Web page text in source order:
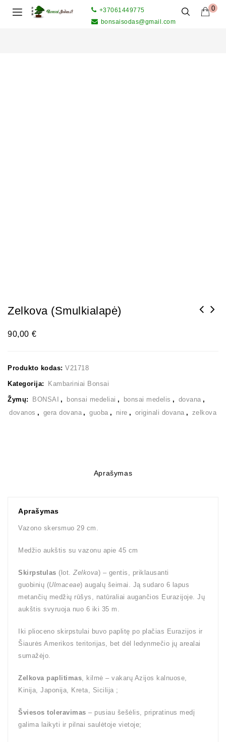
0
+37061449775
bonsaisodas@gmail.com
Zelkova (smulkialapė)
90,00 €
Produkto kodas: V21718
Kategorija: Kambariniai Bonsai
Žymų: BONSAI , bonsai medeliai , bonsai medelis , dovana ,
dovanos , gera dovana , guoba , nire , originali dovana , zelkova
Aprašymas
Aprašymas
Vazono skersmuo 29 cm.
Medžio aukštis su vazonu apie 45 cm
Skirpstulas (lot. Zelkova) – gentis, priklausanti
guobinių (Ulmaceae) augalų šeimai. Ją sudaro 6 lapus
metančių medžių rūšys, natūraliai augančios Eurazijoje. Jų
aukštis svyruoja nuo 6 iki 35 m.
Iki plioceno skirpstulai buvo paplitę po plačias Eurazijos ir
Šiaurės Amerikos teritorijas, bet dėl ledynmečio jų arealai
sumažėjo.
Zelkova paplitimas, kilmė – vakarų Azijos kalnuose,
Kinija, Japonija, Kreta, Sicilija ;
Šviesos toleravimas – pusiau šešėlis, pripratinus medį
galima laikyti ir pilnai saulėtoje vietoje;